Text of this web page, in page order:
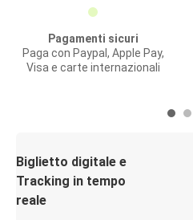
Pagamenti sicuri
Paga con Paypal, Apple Pay,
Visa e carte internazionali
Biglietto digitale e
Tracking in tempo
reale